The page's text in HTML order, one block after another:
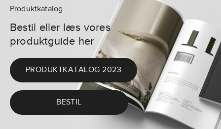
Produktkatalog
Bestil eller læs vores
produktguide her
PRODUKTKATALOG 2023
BESTIL